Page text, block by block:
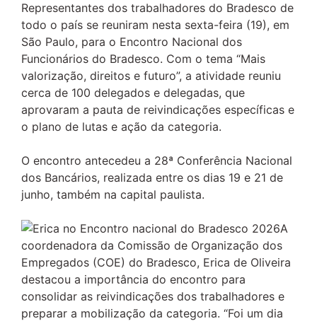
Representantes dos trabalhadores do Bradesco de
todo o país se reuniram nesta sexta-feira (19), em
São Paulo, para o Encontro Nacional dos
Funcionários do Bradesco. Com o tema “Mais
valorização, direitos e futuro”, a atividade reuniu
cerca de 100 delegados e delegadas, que
aprovaram a pauta de reivindicações específicas e
o plano de lutas e ação da categoria.
O encontro antecedeu a 28ª Conferência Nacional
dos Bancários, realizada entre os dias 19 e 21 de
junho, também na capital paulista.
A
coordenadora da Comissão de Organização dos
Empregados (COE) do Bradesco, Erica de Oliveira
destacou a importância do encontro para
consolidar as reivindicações dos trabalhadores e
preparar a mobilização da categoria. “Foi um dia